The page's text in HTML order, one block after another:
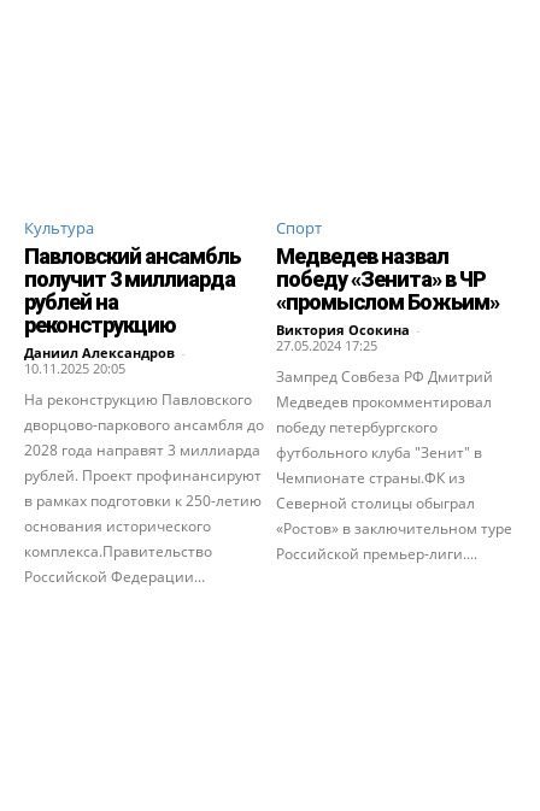
Культура
Павловский ансамбль
получит 3 миллиарда
рублей на
реконструкцию
Даниил Александров -
10.11.2025 20:05
На реконструкцию Павловского
дворцово-паркового ансамбля до
2028 года направят 3 миллиарда
рублей. Проект профинансируют
в рамках подготовки к 250-летию
основания исторического
комплекса.Правительство
Российской Федерации...
Спорт
Медведев назвал
победу «Зенита» в ЧР
«промыслом Божьим»
Виктория Осокина -
27.05.2024 17:25
Зампред Совбеза РФ Дмитрий
Медведев прокомментировал
победу петербургского
футбольного клуба "Зенит" в
Чемпионате страны.ФК из
Северной столицы обыграл
«Ростов» в заключительном туре
Российской премьер-лиги....